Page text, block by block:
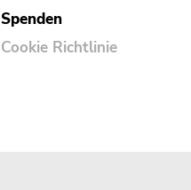
Spenden
Cookie Richtlinie